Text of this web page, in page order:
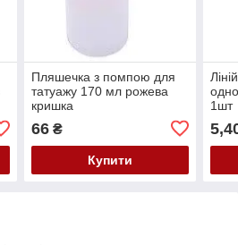
Пляшечка з помпою для
татуажу 170 мл рожева
кришка
66₴
Купити
1шт